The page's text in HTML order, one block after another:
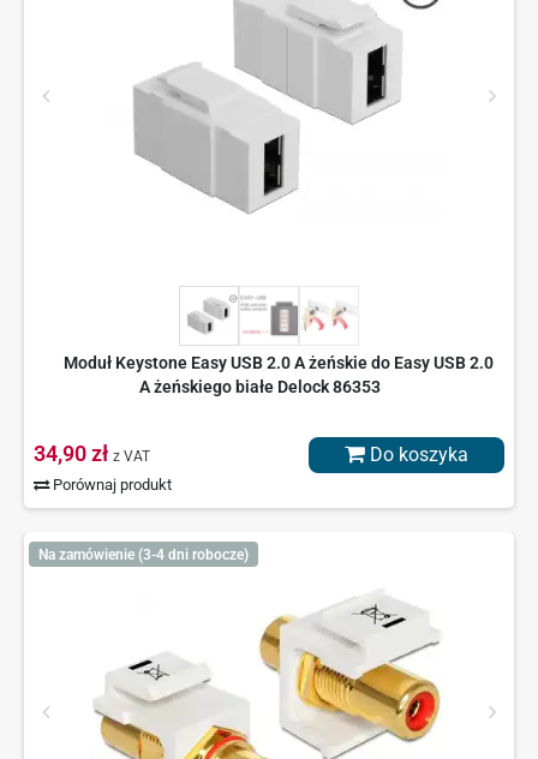
Moduł Keystone Easy USB 2.0 A żeńskie do Easy USB 2.0
A żeńskiego białe Delock 86353
34,90 zł z VAT
Porównaj produkt
Do koszyka
Na zamówienie (3-4 dni robocze)